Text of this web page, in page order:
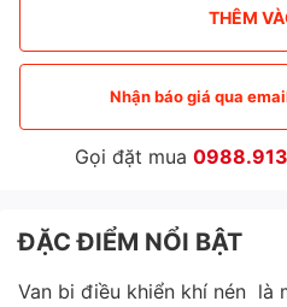
THÊM
Nhận báo giá qua
Gọi đặt mua
ĐẶC ĐIỂM NỔI BẬT
Van bi điều khiển khí nén là